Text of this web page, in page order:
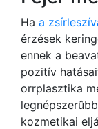
Ha a
érzések
ennek a
pozitív
orrplasztika
kozmetikai